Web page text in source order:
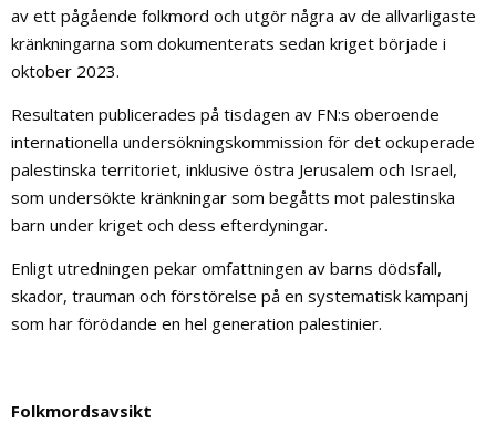
av ett pågående folkmord och utgör några av de allvarligaste
kränkningarna som dokumenterats sedan kriget började i
oktober 2023.
Resultaten publicerades på tisdagen av FN:s oberoende
internationella undersökningskommission för det ockuperade
palestinska territoriet, inklusive östra Jerusalem och Israel,
som undersökte kränkningar som begåtts mot palestinska
barn under kriget och dess efterdyningar.
Enligt utredningen pekar omfattningen av barns dödsfall,
skador, trauman och förstörelse på en systematisk kampanj
som har förödande en hel generation palestinier.
Folkmordsavsikt